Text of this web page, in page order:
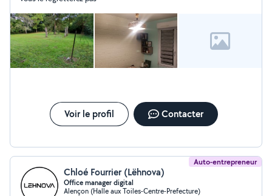
Voir le profil Contacter
Auto-entrepreneur
Chloé Fourrier (Lëhnova)
Office manager digital
Alençon (Halle aux Toiles-Centre-Prefecture)